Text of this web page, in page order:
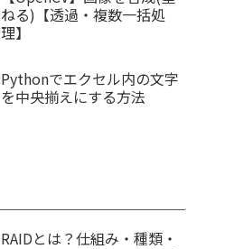
ねる)【透過・複数一括処
理】
Pythonでエクセル内の文字
を中央揃えにする方法
RAIDとは？仕組み・種類・